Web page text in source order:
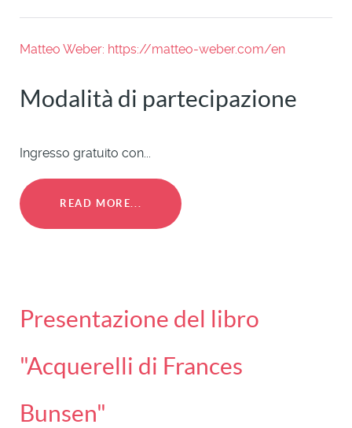
Matteo Weber: https://matteo-weber.com/en
Modalità di partecipazione
Ingresso gratuito con...
READ MORE...
Presentazione del libro
"Acquerelli di Frances
Bunsen"